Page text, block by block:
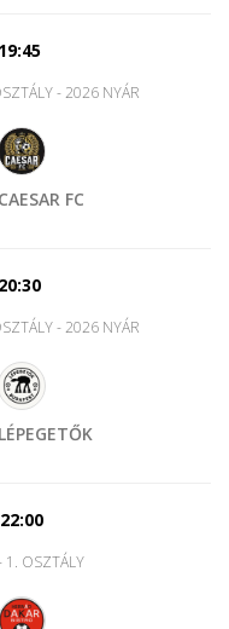
19:45
- 2026 NYÁR
CAESAR FC
20:30
- 2026 NYÁR
LÉPEGETŐK
22:00
1. OSZTÁLY